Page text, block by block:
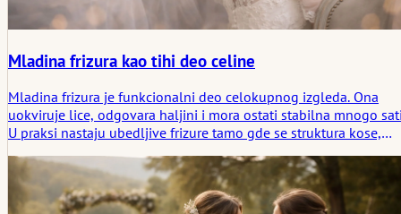
Mladina frizura kao tihi deo celine
Mladina frizura je funkcionalni deo celokupnog izgleda. Ona
uokviruje lice, odgovara haljini i mora ostati stabilna mnogo
U praksi nastaju ubedljive frizure tamo gde se struktura kose,
usklađenosti.